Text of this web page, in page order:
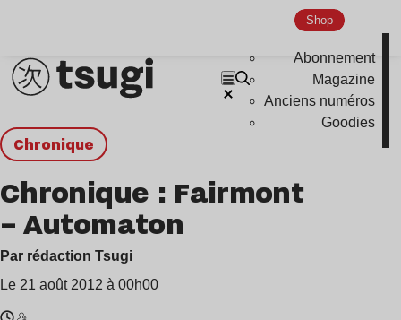
Shop
Abonnement
Magazine
Anciens numéros
Goodies
chronique
Chronique : Fairmont
– Automaton
Par rédaction Tsugi
Le 21 août 2012 à 00h00